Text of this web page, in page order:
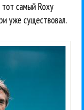
тот самый Roxy
уже существовал.